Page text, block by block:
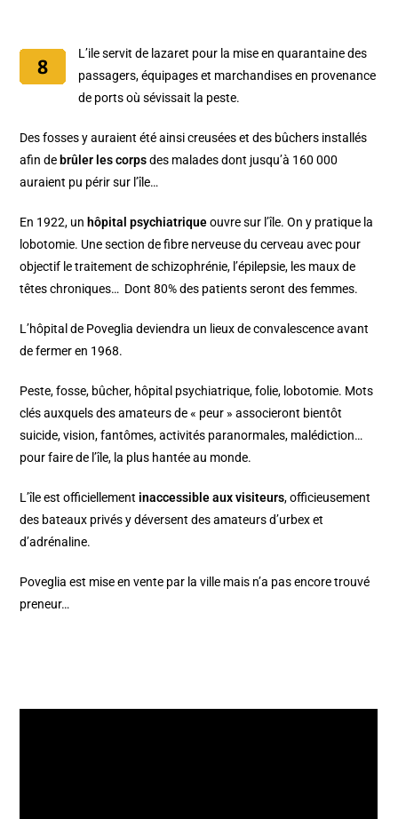
L’ile servit de lazaret pour la mise en quarantaine des
passagers, équipages et marchandises en provenance
de ports où sévissait la peste.
Des fosses y auraient été ainsi creusées et des bûchers installés
afin de brûler les corpsdes malades dont jusqu’à 160 000
auraient pu périr sur l’île…
En 1922, un hôpital psychiatriqueouvre sur l’île. On y pratique la
lobotomie. Une section de fibre nerveuse du cerveau avec pour
objectif le traitement de schizophrénie, l’épilepsie, les maux de
têtes chroniques… Dont 80% des patients seront des femmes.
L’hôpital de Poveglia deviendra un lieux de convalescence avant
de fermer en 1968.
Peste, fosse, bûcher, hôpital psychiatrique, folie, lobotomie. Mots
clés auxquels des amateurs de « peur » associeront bientôt
suicide, vision, fantômes, activités paranormales, malédiction…
pour faire de l’île, la plus hantée au monde.
L’île est officiellement inaccessible aux visiteurs, officieusement
des bateaux privés y déversent des amateurs d’urbex et
d’adrénaline.
Poveglia est mise en vente par la ville mais n’a pas encore trouvé
preneur…